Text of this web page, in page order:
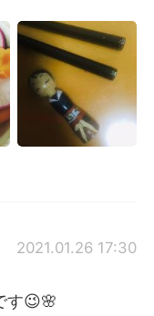
2021.01.26 17:30
す😉🌸